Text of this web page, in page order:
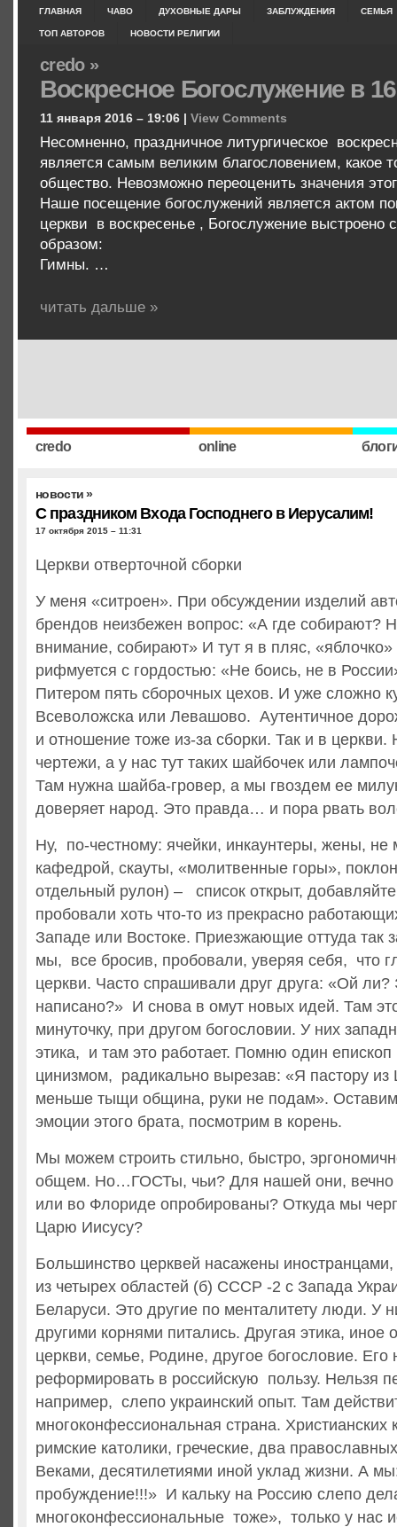
ГЛАВНАЯ ЧАВО ДУХОВНЫЕ ДАРЫ ЗАБЛУЖДЕНИЯ СЕМЬЯ
ТОП АВТОРОВ НОВОСТИ РЕЛИГИИ
credo »
Воскресное Богослужение в
11 января 2016 – 19:06 | View Comments
Несомненно, праздничное литургическое
является самым великим благословением, какое
общество. Невозможно переоценить значения
Наше посещение богослужений является актом
церкви в воскресенье , Богослужение
образом:
Гимны. …
читать дальше »
credo online
новости»
С праздником Входа Господнего в Иерусалим!
17 октября 2015 – 11:31
Церкви отверточной сборки
У меня «ситроен». При обсуждении изделий
брендов неизбежен вопрос: «А где собирают?
внимание, собирают» И тут я в пляс,
рифмуется с гордостью: «Не боись, не в
Питером пять сборочных цехов. И уже сложно
Всеволожска или Левашово. Аутентичное
и отношение тоже из-за сборки. Так и в
чертежи, а у нас тут таких шайбочек или
Там нужна шайба-гровер, а мы гвоздем ее
доверяет народ. Это правда… и пора рвать
Ну, по-честному: ячейки, инкаунтеры, жены, не
кафедрой, скауты, «молитвенные горы»,
отдельный рулон) – список открыт,
пробовали хоть что-то из прекрасно
Западе или Востоке. Приезжающие оттуда так
мы, все бросив, пробовали, уверяя себя, что
церкви. Часто спрашивали друг друга: «Ой ли?
написано?» И снова в омут новых идей. Там
минуточку, при другом богословии. У них
этика, и там это работает. Помню один епископ
цинизмом, радикально вырезав: «Я пастору из
меньше тыщи община, руки не подам». Оставим
эмоции этого брата, посмотрим в корень.
Мы можем строить стильно, быстро,
общем. Но…ГОСТы, чьи? Для нашей они, вечно
или во Флориде опробированы? Откуда мы
Царю Иисусу?
Большинство церквей насажены
из четырех областей (б) СССР -2 с Запада
Беларуси. Это другие по менталитету люди. У
другими корнями питались. Другая этика, иное
церкви, семье, Родине, другое богословие. Его
реформировать в российскую пользу. Нельзя
например, слепо украинский опыт. Там
многоконфессиональная страна. Христианских
римские католики, греческие, два
Веками, десятилетиями иной уклад жизни. А
пробуждение!!!» И кальку на Россию слепо
многоконфессиональные тоже», только у нас